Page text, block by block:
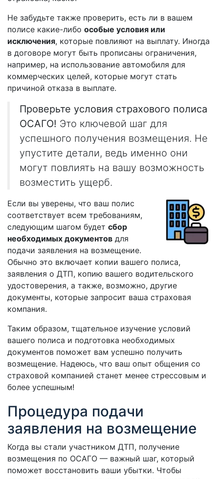
Не забудьте также проверить, есть ли в вашем
полисе какие-либо особые условия или
исключения, которые повлияют на выплату. Иногда
в договоре могут быть прописаны ограничения,
например, на использование автомобиля для
коммерческих целей, которые могут стать
причиной отказа в выплате.
Проверьте условия страхового полиса
ОСАГО! Это ключевой шаг для
успешного получения возмещения. Не
упустите детали, ведь именно они
могут повлиять на вашу возможность
возместить ущерб.
Если вы уверены, что ваш полис
соответствует всем требованиям,
следующим шагом будет сбор
необходимых документов для
подачи заявления на возмещение.
Обычно это включает копии вашего полиса,
заявления о ДТП, копию вашего водительского
удостоверения, а также, возможно, другие
документы, которые запросит ваша страховая
компания.
Таким образом, тщательное изучение условий
вашего полиса и подготовка необходимых
документов поможет вам успешно получить
возмещение. Надеюсь, что ваш опыт общения со
страховой компанией станет менее стрессовым и
более успешным!
Процедура подачи
заявления на возмещение
Когда вы стали участником ДТП, получение
возмещения по ОСАГО — важный шаг, который
поможет восстановить ваши убытки. Чтобы